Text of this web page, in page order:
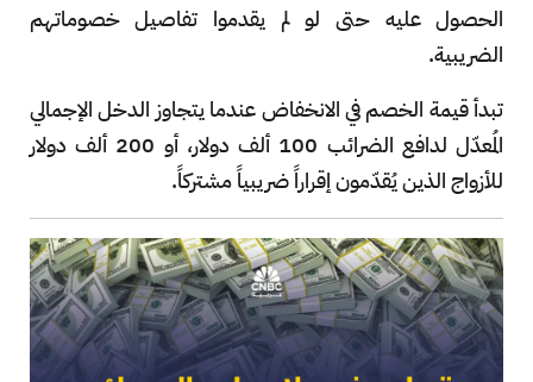
الحصول عليه حتى لو لم يقدموا تفاصيل خصوماتهم
الضريبية.
تبدأ قيمة الخصم في الانخفاض عندما يتجاوز الدخل الإجمالي
المُعدّل لدافع الضرائب 100 ألف دولار، أو 200 ألف دولار
للأزواج الذين يُقدّمون إقراراً ضريبياً مشتركاً.